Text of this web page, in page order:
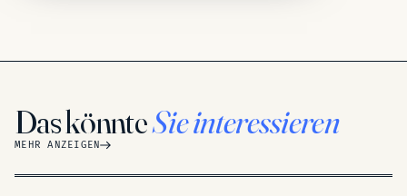
Das könnteSie interessieren
MEHR ANZEIGEN